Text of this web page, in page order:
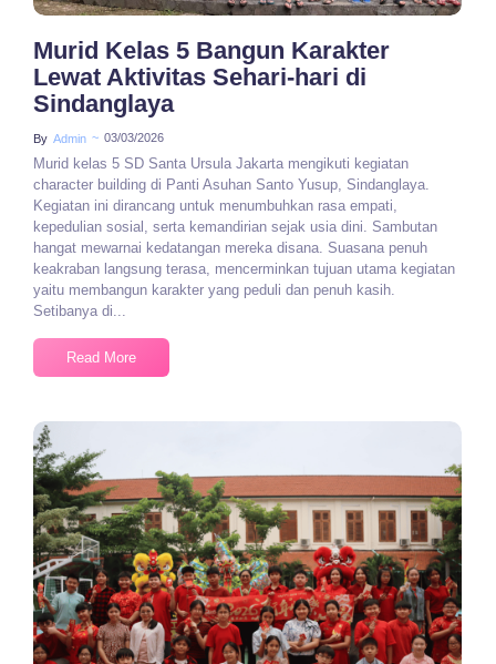
Murid Kelas 5 Bangun Karakter
Lewat Aktivitas Sehari-hari di
Sindanglaya
By Admin ~ 03/03/2026
Murid kelas 5 SD Santa Ursula Jakarta mengikuti kegiatan
character building di Panti Asuhan Santo Yusup, Sindanglaya.
Kegiatan ini dirancang untuk menumbuhkan rasa empati,
kepedulian sosial, serta kemandirian sejak usia dini. Sambutan
hangat mewarnai kedatangan mereka disana. Suasana penuh
keakraban langsung terasa, mencerminkan tujuan utama kegiatan
yaitu membangun karakter yang peduli dan penuh kasih.
Setibanya di...
Read More
No Comments